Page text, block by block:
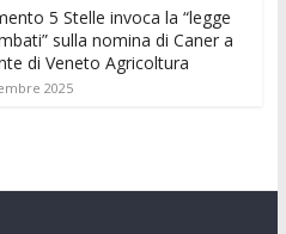
5 Stelle invoca la “legge
sulla nomina di Caner a
di Veneto Agricoltura
2025